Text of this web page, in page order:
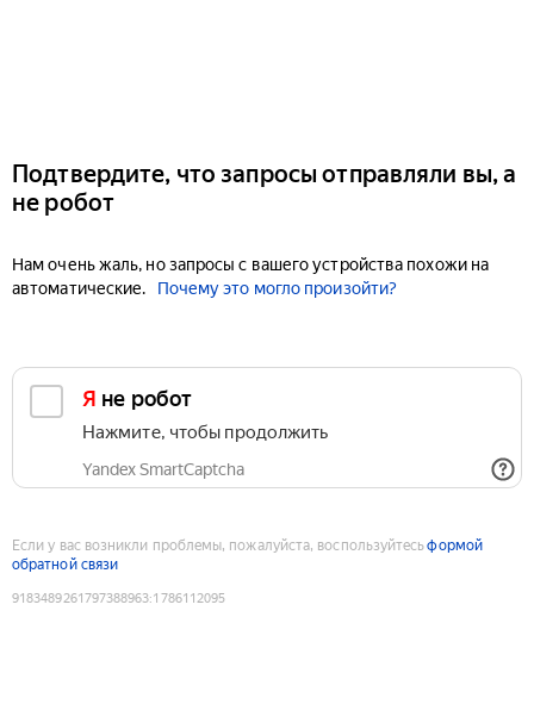
Подтвердите, что запросы отправляли вы, а
не робот
Нам очень жаль, но запросы с вашего устройства похожи на
автоматические.
Почему это могло произойти?
Я не робот
Нажмите, чтобы продолжить
Yandex SmartCaptcha
Если у вас возникли проблемы, пожалуйста, воспользуйтесьформой
обратной связи
9183489261797388963:1786112095